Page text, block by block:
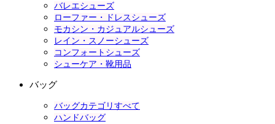
バレエシューズ
ローファー・ドレスシューズ
モカシン・カジュアルシューズ
レイン・スノーシューズ
コンフォートシューズ
シューケア・靴用品
バッグ
バッグカテゴリすべて
ハンドバッグ